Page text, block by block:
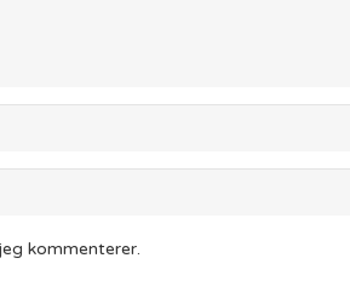
kommenterer.